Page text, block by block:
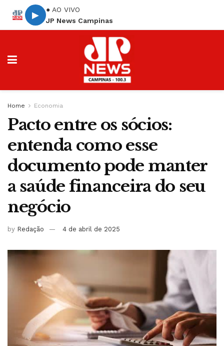
▶
● AO VIVO
JP News Campinas
Home Economia
Pacto entre os sócios:
entenda como esse
documento pode manter
a saúde financeira do seu
negócio
by Redação 4 de abril de 2025